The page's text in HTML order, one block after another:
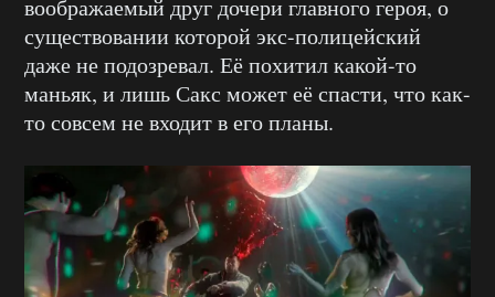
воображаемый друг дочери главного героя, о
существовании которой экс-полицейский
даже не подозревал. Её похитил какой-то
маньяк, и лишь Сакс может её спасти, что как-
то совсем не входит в его планы.